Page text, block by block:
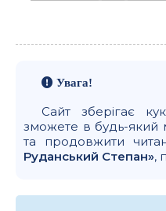
Увага!
Сайт зберігає
зможете в будь-який
та продовжити
Руданський Степан»,